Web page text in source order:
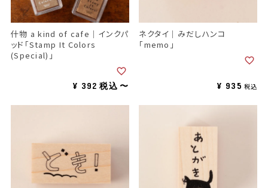
什物 a kind of cafe｜インクパ
ッド「Stamp It Colors
(Special)」
¥ 392 税込 〜
ネクタイ｜みだしハンコ
「memo」
¥ 935 税込